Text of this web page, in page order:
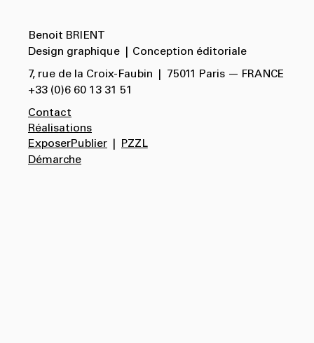
Benoit BRIENT
Design graphique
Conception éditoriale
7, rue de la Croix-Faubin
75011 Paris — FRANCE
+33 (0)6 60 13 31 51
Contact
Réalisations
ExposerPublier
PZZL
Démarche